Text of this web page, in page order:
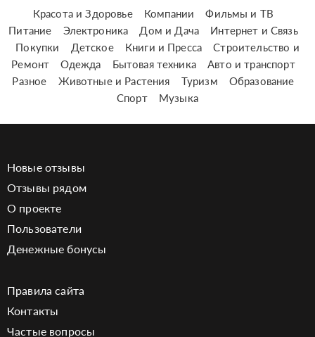
Красота и Здоровье Компании
Фильмы и ТВ
Питание
Электроника Дом и Дача
Интернет и Связь
Покупки
Детское Книги и Пресса
Строительство и
Ремонт
Одежда Бытовая техника
Авто и транспорт
Разное
Животные и Растения Туризм
Образование
Спорт
Музыка
Новые отзывы
Отзывы рядом
О проекте
Пользователи
Денежные бонусы
Правила сайта
Контакты
Частые вопросы